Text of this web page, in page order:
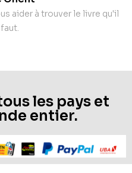
aider à trouver le livre qu'il
les pays et
entier.